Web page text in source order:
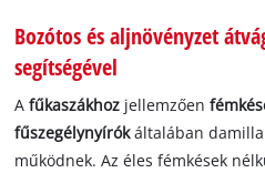
Bozótos és aljnövényzet
segítségével
A fűkaszákhoz jellemzően
fűszegélynyírókáltalában
működnek. Az éles fémkések